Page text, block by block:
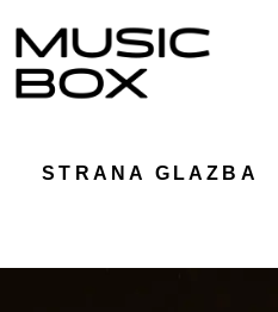
STRANA GLAZBA